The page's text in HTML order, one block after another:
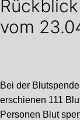
vom
Bei der
erschienen 111
Personen Blut